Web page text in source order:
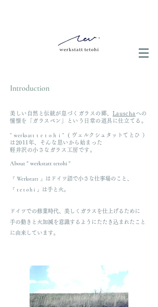
Introduction
美しい 自然と伝統が息づくガラスの郷、 Lauscha への
憧憬を「ガラスペン」という日常の道具に仕立てる。
” werksatt t e t o h i ”
( ヴェルクシュタットてとひ ）
は2011年、そんな思いから始まった
軽井沢の小さなガラス工房です。
About " werkstatt tetohi "
『 Werkstatt 』 はドイツ語で小さな仕事場のこと、
『 te toh i 』 は手と火。
ドイツでの修業時代、美しくガラスを仕上げるために
手の動きと火加減を意識するようにたたき込まれたこと
に由来しています。